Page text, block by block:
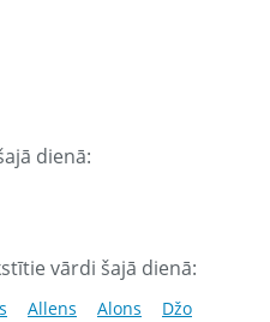
dienā:
vārdi šajā dienā:
Allens Alons
Džo